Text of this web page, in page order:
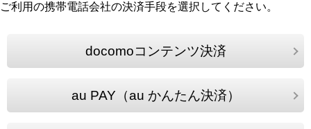
ご利用の携帯電話会社の決済手段を選択してください。
docomoコンテンツ決済
au PAY（au かんたん決済）